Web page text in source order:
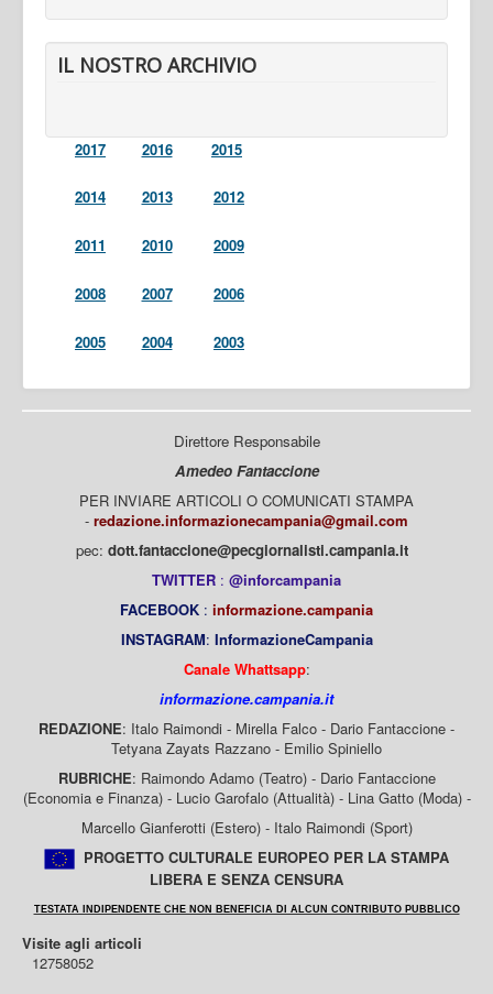
IL NOSTRO ARCHIVIO
2017 2016 2015
2014 2013 2012
2011 2010 2009
2008 2007 2006
2005 2004 2003
Direttore Responsabile
Amedeo Fantaccione
PER INVIARE ARTICOLI O COMUNICATI STAMPA
- redazione.informazionecampania@gmail.com
pec: dott.fantaccione@pecgiornalisti.campania.it
TWITTER : @inforcampania
FACEBOOK : informazione.campania
INSTAGRAM: InformazioneCampania
Canale Whattsapp:
informazione.campania.it
REDAZIONE: Italo Raimondi - Mirella Falco - Dario Fantaccione -
Tetyana Zayats Razzano - Emilio Spiniello
RUBRICHE: Raimondo Adamo (Teatro) - Dario Fantaccione
(Economia e Finanza) - Lucio Garofalo (Attualità) - Lina Gatto (Moda) -
Marcello Gianferotti (Estero) - Italo Raimondi (Sport)
PROGETTO CULTURALE EUROPEO PER LA STAMPA
LIBERA E SENZA CENSURA
TESTATA INDIPENDENTE CHE NON BENEFICIA DI ALCUN CONTRIBUTO PUBBLICO
Visite agli articoli
12758052